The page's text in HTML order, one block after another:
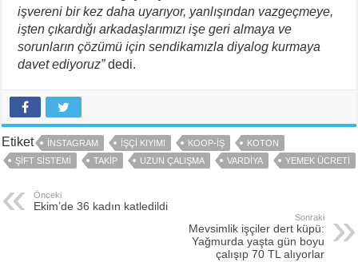
işvereni bir kez daha uyarıyor, yanlışından vazgeçmeye,
işten çıkardığı arkadaşlarımızı işe geri almaya ve
sorunların çözümü için sendikamızla diyalog kurmaya
davet ediyoruz”dedi.
Etiket INSTAGRAM IŞÇI KIYIMI KOOP-İŞ
KOTON
ŞIFT SISTEMI
TAKIP UZUN ÇALIŞMA VARDIYA YEMEK ÜCRETI
Önceki
Ekim’de 36 kadın katledildi
Sonraki
Mevsimlik işçiler dert küpü:
Yağmurda yaşta gün boyu
çalışıp 70 TL alıyorlar